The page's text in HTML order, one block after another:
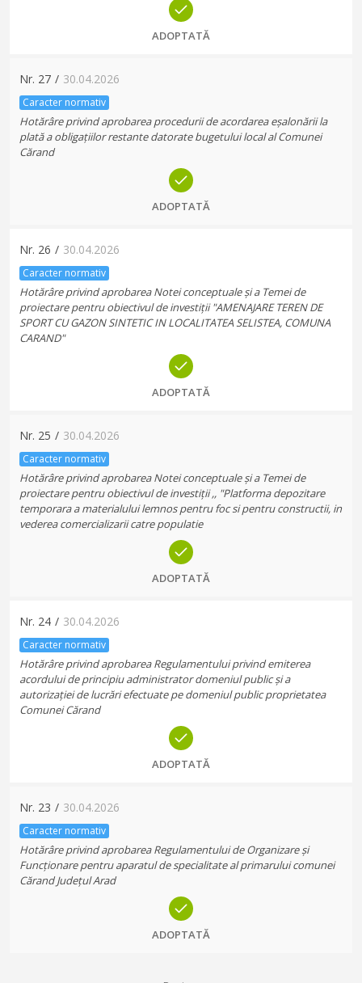
ADOPTATĂ
Nr. 27 / 30.04.2026
Caracter normativ
Hotărâre privind aprobarea procedurii de acordarea eșalonării la
plată a obligațiilor restante datorate bugetului local al Comunei
Cărand
ADOPTATĂ
Nr. 26 / 30.04.2026
Caracter normativ
Hotărâre privind aprobarea Notei conceptuale și a Temei de
proiectare pentru obiectivul de investiții "AMENAJARE TEREN DE
SPORT CU GAZON SINTETIC IN LOCALITATEA SELISTEA, COMUNA
CARAND"
ADOPTATĂ
Nr. 25 / 30.04.2026
Caracter normativ
Hotărâre privind aprobarea Notei conceptuale și a Temei de
proiectare pentru obiectivul de investiții ,, "Platforma depozitare
temporara a materialului lemnos pentru foc si pentru constructii, in
vederea comercializarii catre populatie
ADOPTATĂ
Nr. 24 / 30.04.2026
Caracter normativ
Hotărâre privind aprobarea Regulamentului privind emiterea
acordului de principiu administrator domeniul public și a
autorizației de lucrări efectuate pe domeniul public proprietatea
Comunei Cărand
ADOPTATĂ
Nr. 23 / 30.04.2026
Caracter normativ
Hotărâre privind aprobarea Regulamentului de Organizare și
Funcționare pentru aparatul de specialitate al primarului comunei
Cărand Județul Arad
ADOPTATĂ